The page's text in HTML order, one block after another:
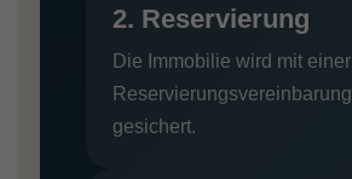
2. Reservierung
Die Immobilie wird mit einer
Reservierungsvereinbarung
gesichert.